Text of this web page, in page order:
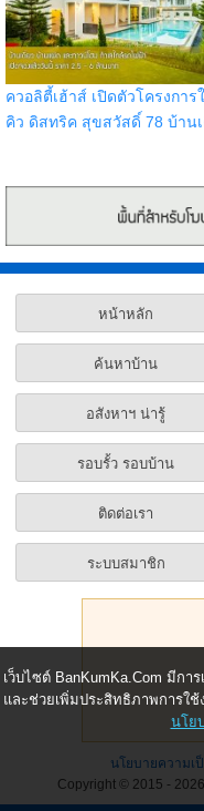
ควอลิตี้เฮ้าส์ เปิดตัวโครงการ
คิว ดิสทริค สุขสวัสดิ์ 78 บ้าน
หน้าหลัก
ค้นหาบ้าน
อสังหาฯ น่ารู้
รอบรั้ว รอบบ้าน
ติดต่อเรา
ระบบสมาชิก
นโยบายความเ
Copyright © 2015 -
เว็บไซต์ BanKumKa.Com มีก
และช่วยเพิ่มประสิทธิภาพการใ
นโย